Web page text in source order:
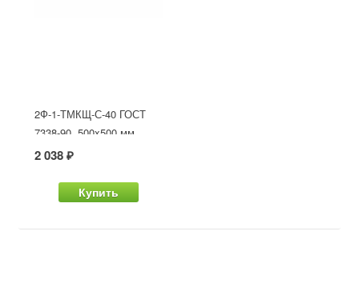
2Ф-1-ТМКЩ-С-40 ГОСТ
7338-90, 500x500 мм
2 038 ₽
Купить